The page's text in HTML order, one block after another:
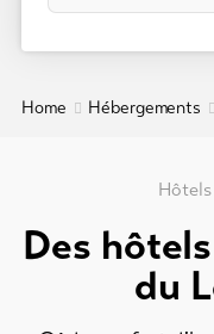
tentes
de
montagne
Plus
de
Hébergements
Home Hébergements
Des
du